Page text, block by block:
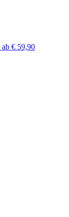
ab € 59,90